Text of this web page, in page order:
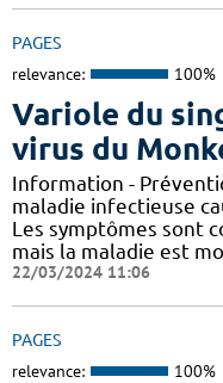
PAGES
relevance: 100%
Variole du
virus du
Information -
maladie infectieuse
Les symptômes sont
mais la maladie est
22/03/2024 11:06
PAGES
relevance: 100%